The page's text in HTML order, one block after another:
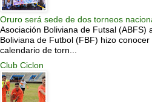
Oruro será sede de dos torneos
Asociación Boliviana de Futsal (ABFS)
Boliviana de Futbol (FBF) hizo
calendario de torn...
Club Ciclon